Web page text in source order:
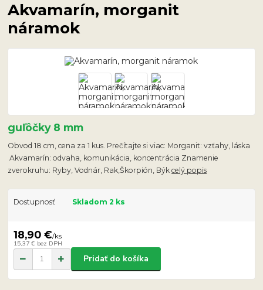
Akvamarín, morganit
náramok
guľôčky 8 mm
Obvod 18 cm, cena za 1 kus. Prečítajte si viac: Morganit: vzťahy, láska
Akvamarín: odvaha, komunikácia, koncentrácia Znamenie
zverokruhu: Ryby, Vodnár, Rak,Škorpión, Býkcelý popis
Dostupnosť Skladom 2 ks
18,90 €/ks
15,37 € bez DPH
Pridať do košíka